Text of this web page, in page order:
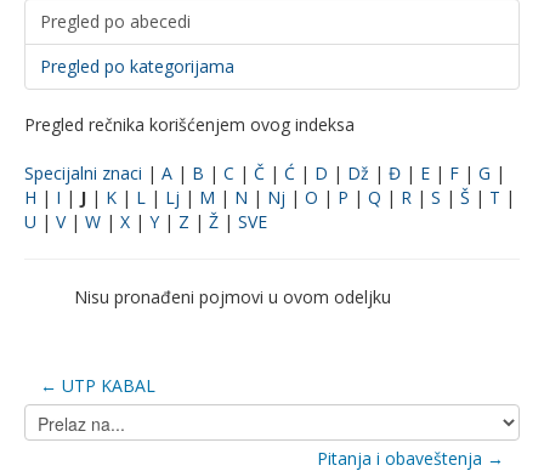
Pregled po abecedi
Pregled po kategorijama
Pregled rečnika korišćenjem ovog indeksa
Specijalni znaci | A | B | C | Č | Ć | D | Dž | Đ | E | F | G |
H | I | J | K | L | Lj | M | N | Nj | O | P | Q | R | S | Š | T |
U | V| W | X | Y| Z | Ž | SVE
Nisu pronađeni pojmovi u ovom odeljku
← UTP KABAL
Prelaz
na...
Pitanja i obaveštenja →